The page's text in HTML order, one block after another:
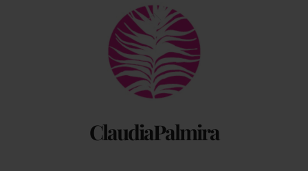
ClaudiaPalmira
Back
To
Top